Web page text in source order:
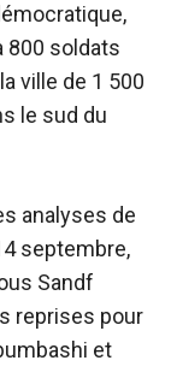
800 soldats
ville de 1 500
le sud du
analyses de
septembre,
Sandf
reprises pour
et